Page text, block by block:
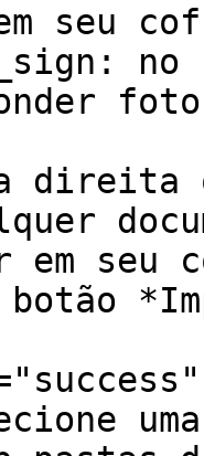
seu
direita
em seu
botão